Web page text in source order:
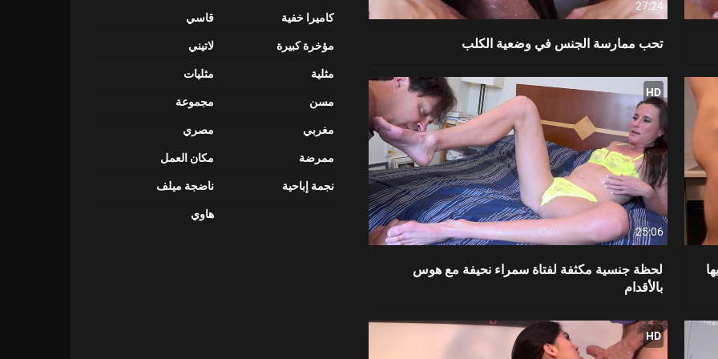
27:24
تحب ممارسة الجنس في وضعية الكلب
HD
25:06
لحظة جنسية مكثفة لفتاة سمراء نحيفة مع هوس
بالأقدام
HD
قاسي كاميرا خفية
لاتيني مؤخرة كبيرة
مثليات مثلية
مجموعة مسن
مصري مغربي
مكان العمل ممرضة
ناضجة ميلف نجمة إباحية
هاوي